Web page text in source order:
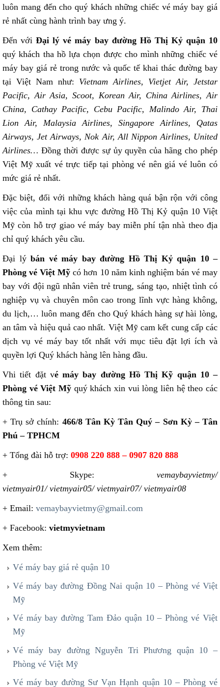
luôn mang đến cho quý khách những chiếc vé máy bay giá
rẻ nhất cùng hành trình bay ưng ý.
Đến vớiĐại lý vé máy bay đường Hồ Thị Kỷ quận 10
quý khách tha hồ lựa chọn được cho mình những chiếc vé
máy bay giá rẻ trong nước và quốc tế khai thác đường bay
tại Việt Nam như: Vietnam Airlines, Vietjet Air, Jetstar
Pacific, Air Asia, Scoot, Korean Air, China Airlines, Air
China, Cathay Pacific, Cebu Pacific, Malindo Air, Thai
Lion Air, Malaysia Airlines, Singapore Airlines, Qatas
Airways, Jet Airways, Nok Air, All Nippon Airlines, United
Airlines… Đồng thời được sự ủy quyền của hãng cho phép
Việt Mỹ xuất vé trực tiếp tại phòng vé nên giá vé luôn có
mức giá rẻ nhất.
Đặc biệt, đối với những khách hàng quá bận rộn với công
việc của mình tại khu vực đường Hồ Thị Kỷ quận 10 Việt
Mỹ còn hỗ trợ giao vé máy bay miễn phí tận nhà theo địa
chỉ quý khách yêu cầu.
Đại lýbán vé máy bay đường Hồ Thị Kỷ quận 10 –
Phòng vé Việt Mỹ có hơn 10 năm kinh nghiệm bán vé may
bay với đội ngũ nhân viên trẻ trung, sáng tạo, nhiệt tình có
nghiệp vụ và chuyên môn cao trong lĩnh vực hàng không,
du lịch,… luôn mang đến cho Quý khách hàng sự hài lòng,
an tâm và hiệu quả cao nhất. Việt Mỹ cam kết cung cấp các
dịch vụ vé máy bay tốt nhất với mục tiêu đặt lợi ích và
quyền lợi Quý khách hàng lên hàng đầu.
Vhi tiết đặt vé máy bay đường Hồ Thị Kỹ quận 10 –
Phòng vé Việt Mỹ quý khách xin vui lòng liên hệ theo các
thông tin sau:
+ Trụ sở chính: 466/8 Tân Kỳ Tân Quý – Sơn Kỳ – Tân
Phú – TPHCM
+ Tổng đài hỗ trợ: 0908 220 888 – 0907 820 888
+ Skype: vemaybayvietmy/
vietmyair01/ vietmyair05/ vietmyair07/ vietmyair08
+ Email: vemaybayvietmy@gmail.com
+ Facebook: vietmyvietnam
Xem thêm:
Vé máy bay giá rẻ quận 10
Vé máy bay đường Đồng Nai quận 10 – Phòng vé Việt
Mỹ
Vé máy bay đường Tam Đảo quận 10 – Phòng vé Việt
Mỹ
Vé máy bay đường Nguyễn Tri Phương quận 10 –
Phòng vé Việt Mỹ
Vé máy bay đường Sư Vạn Hạnh quận 10 – Phòng vé